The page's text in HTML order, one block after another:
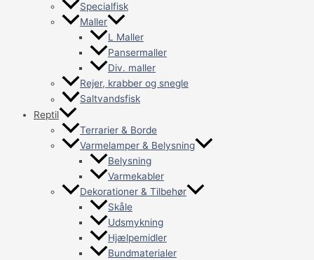
Specialfisk
Maller
L Maller
Pansermaller
Div. maller
Rejer, krabber og snegle
Saltvandsfisk
Reptil
Terrarier & Borde
Varmelamper & Belysning
Belysning
Varmekabler
Dekorationer & Tilbehør
Skåle
Udsmykning
Hjælpemidler
Bundmaterialer